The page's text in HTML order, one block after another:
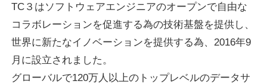
TC３はソフトウェアエンジニアのオープンで自由な
コラボレーションを促進する為の技術基盤を提供し、
世界に新たなイノベーションを提供する為、2016年9
月に設立されました。
グローバルで120万人以上のトップレベルのデータサ